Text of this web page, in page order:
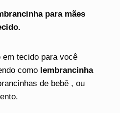
para mães
tecido para você
como lembrancinha
de bebê , ou